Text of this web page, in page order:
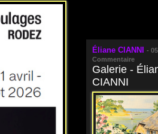
Éliane CIANNI -
Commentaire
Galerie -
CIANNI